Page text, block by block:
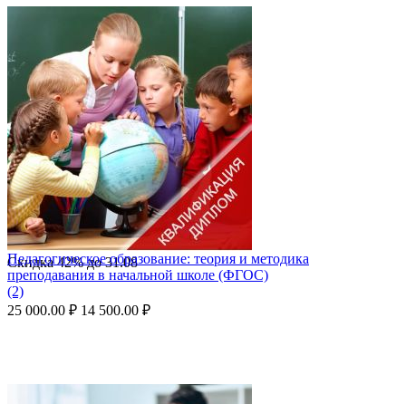
Скидка42%до31.08
Педагогическое образование: теория и методика
преподавания в начальной школе (ФГОС)
(2)
25 000.00 ₽ 14 500.00 ₽